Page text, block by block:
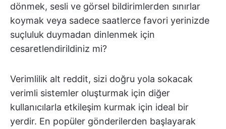
dönmek, sesli ve görsel bildirimlerden sınırlar
koymak veya sadece saatlerce favori yerinizde
suçluluk duymadan dinlenmek için
cesaretlendirildiniz mi?
Verimlilik alt reddit, sizi doğru yola sokacak
verimli sistemler oluşturmak için diğer
kullanıcılarla etkileşim kurmak için ideal bir
yerdir. En popüler gönderilerden başlayarak